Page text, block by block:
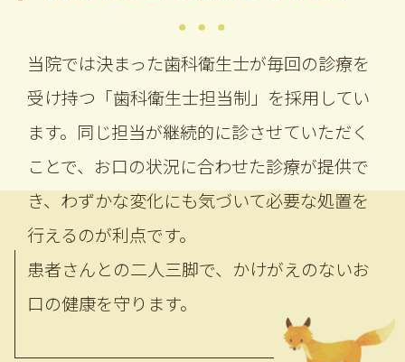
当院では決まった歯科衛生士が毎回の診療を
受け持つ「歯科衛生士担当制」を採用してい
ます。同じ担当が継続的に診させていただく
ことで、お口の状況に合わせた診療が提供で
き、わずかな変化にも気づいて必要な処置を
行えるのが利点です。
患者さんとの二人三脚で、かけがえのないお
口の健康を守ります。